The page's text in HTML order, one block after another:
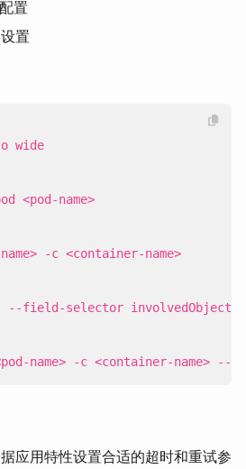
置
置
--field-selector
name> -c <container-name> --
应用特性设置合适的超时和重试参